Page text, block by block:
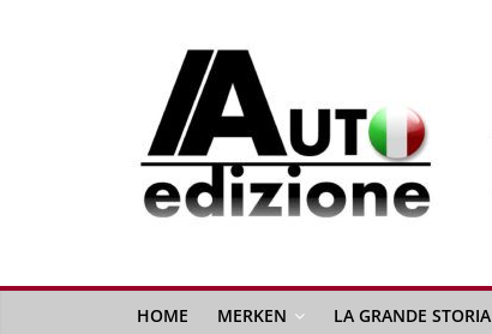
Auto
Edizione
La
Gazetta
HOME MERKEN LA GRANDE STORIA